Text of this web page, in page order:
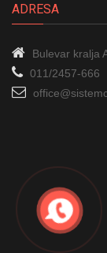
ADRESA
Bulevar kralja
011/2457-666